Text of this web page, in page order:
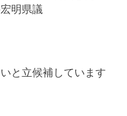
明県議
と立候補しています